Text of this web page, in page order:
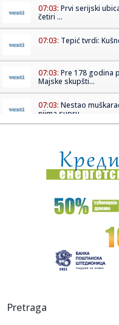
07:03: Prvi serijski
četiri ...
07:03: Tepić tvrdi:
07:03: Pre 178 godina
Majske skupšti...
07:03: Nestao
njima supru...
07:03:Granica
"vr...
07:03:Direktor FBI u
vraća Ki...
Završeno
07:02:ABT Cupra
sina: K...
Pretraga